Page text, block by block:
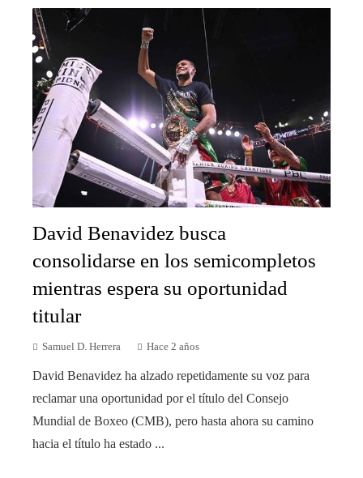
David Benavidez busca
consolidarse en los semicompletos
mientras espera su oportunidad
titular
Samuel D. Herrera Hace 2 años
David Benavidez ha alzado repetidamente su voz para
reclamar una oportunidad por el título del Consejo
Mundial de Boxeo (CMB), pero hasta ahora su camino
hacia el título ha estado ...